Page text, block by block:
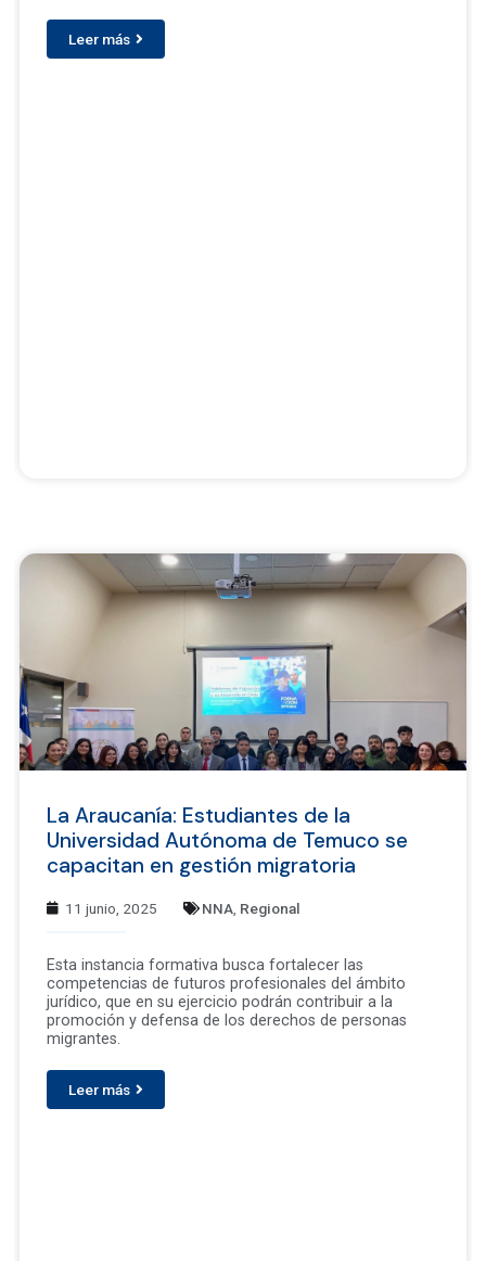
Leer más
La Araucanía: Estudiantes de la
Universidad Autónoma de Temuco se
capacitan en gestión migratoria
11 junio, 2025 NNA Regional
Esta instancia formativa busca fortalecer las
competencias de futuros profesionales del ámbito
jurídico, que en su ejercicio podrán contribuir a la
promoción y defensa de los derechos de personas
migrantes.
Leer más